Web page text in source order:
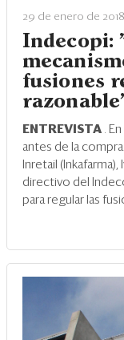
29 de enero de 2018
Indecopi:
fusiones
ENTREVISTA
.
antes de la
Inretail
directivo del
para regular las